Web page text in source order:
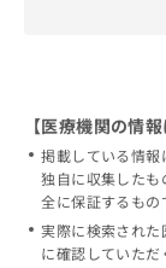
【医療機関の情報
掲載している情
独自に収集した
全に保証するもの
実際に検索された
に確認していただ